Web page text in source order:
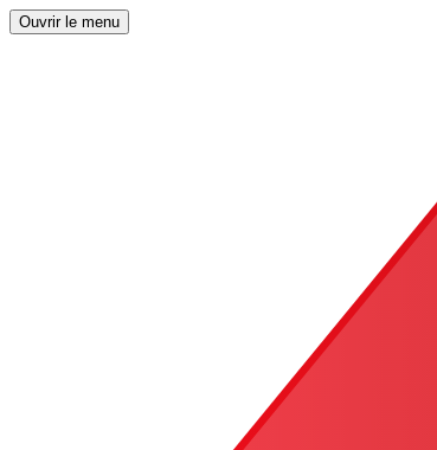
Ouvrir le menu